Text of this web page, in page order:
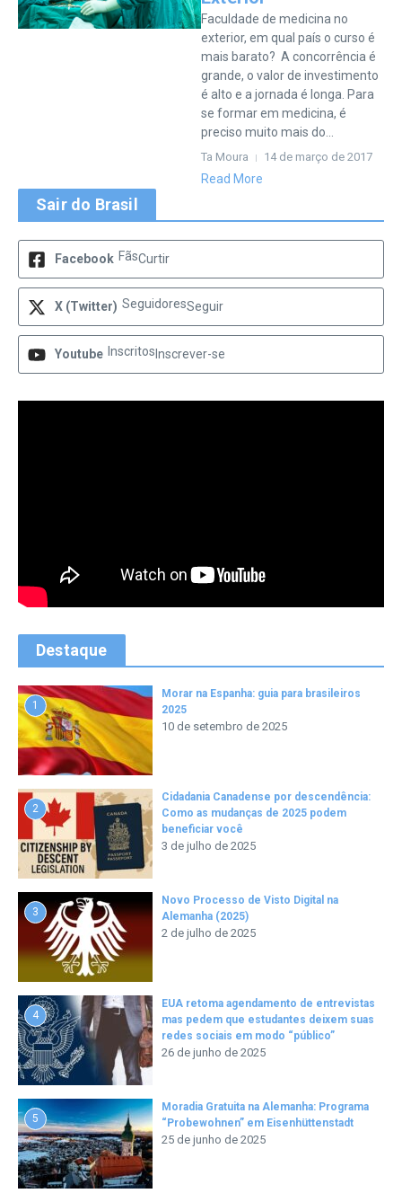
Faculdade de medicina no
exterior, em qual país o curso é
mais barato? A concorrência é
grande, o valor de investimento
é alto e a jornada é longa. Para
se formar em medicina, é
preciso muito mais do...
Ta Moura 14 de março de 2017
Read More
Sair do Brasil
Facebook FãsCurtir
X (Twitter) SeguidoresSeguir
Youtube Inscritos Inscrever-se
Destaque
1
Morar na Espanha: guia para brasileiros
2025
10 de setembro de 2025
2
Cidadania Canadense por descendência:
Como as mudanças de 2025 podem
beneficiar você
3 de julho de 2025
3
Novo Processo de Visto Digital na
Alemanha (2025)
2 de julho de 2025
4
EUA retoma agendamento de entrevistas
mas pedem que estudantes deixem suas
redes sociais em modo “público”
26 de junho de 2025
5
Moradia Gratuita na Alemanha: Programa
“Probewohnen” em Eisenhüttenstadt
25 de junho de 2025